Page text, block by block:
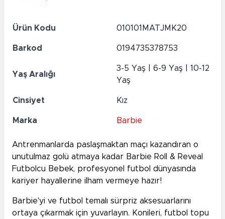
Ürün Kodu 010101MATJMK20
Barkod 0194735378753
Yaş Aralığı
3-5 Yaş | 6-9 Yaş | 10-12
Yaş
Cinsiyet Kız
Marka Barbie
Antrenmanlarda paslaşmaktan maçı kazandıran o
unutulmaz golü atmaya kadar Barbie Roll & Reveal
Futbolcu Bebek, profesyonel futbol dünyasında
kariyer hayallerine ilham vermeye hazır!
Barbie'yi ve futbol temalı sürpriz aksesuarlarını
ortaya çıkarmak için yuvarlayın. Konileri, futbol topu